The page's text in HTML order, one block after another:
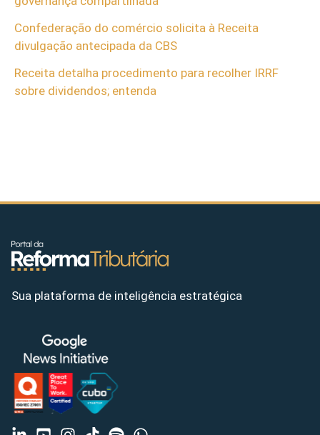
Confederação do comércio solicita à Receita
divulgação antecipada da CBS
Receita detalha procedimento para recolher IRRF
sobre dividendos; entenda
Sua plataforma de inteligência estratégica